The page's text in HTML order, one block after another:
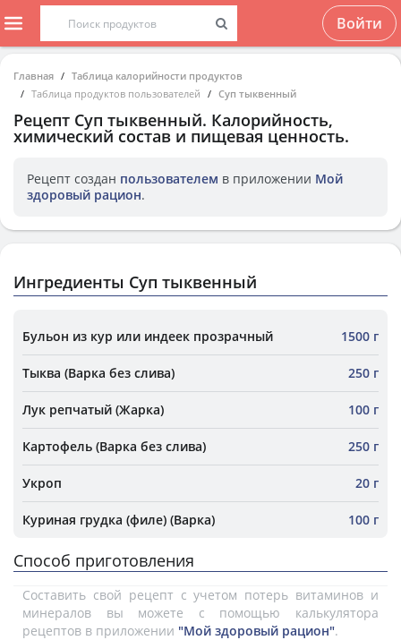
Войти
Главная
Таблица калорийности продуктов
Таблица продуктов пользователей
Суп тыквенный
Рецепт Суп тыквенный. Калорийность,
химический состав и пищевая ценность.
Рецепт создан пользователем в приложении Мой
здоровый рацион.
Ингредиенты Суп тыквенный
Бульон из кур или индеек прозрачный 1500 г
Тыква (Варка без слива) 250 г
Лук репчатый (Жарка) 100 г
Картофель (Варка без слива) 250 г
Укроп 20 г
Куриная грудка (филе) (Варка) 100 г
Способ приготовления
Составить свой рецепт с учетом потерь витаминов и
минералов вы можете с помощью калькулятора
рецептов в приложении "Мой здоровый рацион".